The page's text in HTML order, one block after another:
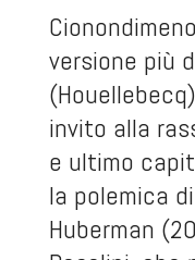
versione più
invito alla
e ultimo
la polemica
Huberman